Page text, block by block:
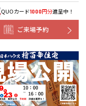
QUOカード1000円分進呈中！
ご来場予約